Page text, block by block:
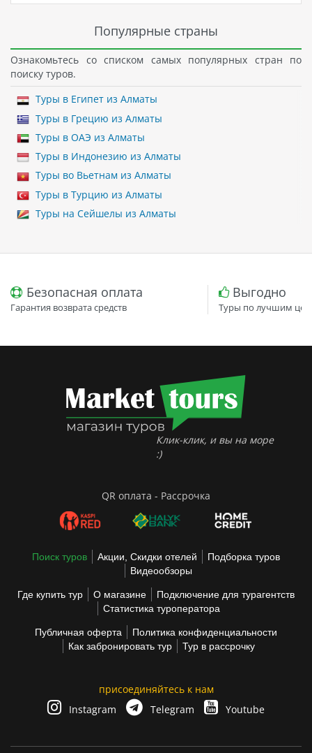
Популярные страны
Ознакомьтесь со списком самых популярных стран по
поиску туров.
Туры в Египет из Алматы
Туры в Грецию из Алматы
Туры в ОАЭ из Алматы
Туры в Индонезию из Алматы
Туры во Вьетнам из Алматы
Туры в Турцию из Алматы
Туры на Сейшелы из Алматы
Безопасная оплата
Гарантия возврата средств
Выгодно
Туры по лучшим
Клик-клик, и вы на море
:)
QR оплата - Рассрочка
Поиск туров Акции, Скидки отелей
Подборка туров
Видеообзоры
Где купить тур О магазине
Подключение для турагентств
Статистика туроператора
Публичная оферта
Политика конфиденциальности
Как забронировать тур
Тур в рассрочку
присоединяйтесь к нам
Instagram
Telegram Youtube